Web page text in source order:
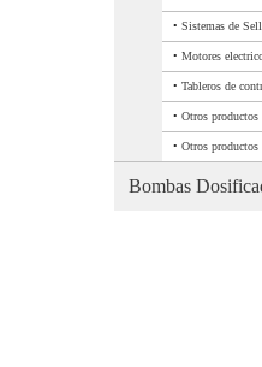
• Sistemas de
• Motores
• Tableros de
• Otros productos
• Otros productos
Bombas